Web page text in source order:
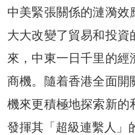
中美緊張關係的漣漪效
大大改變了貿易和投
來，中東一日千里的經
商機。隨着香港全面開
機來更積極地探索新的
發揮其「超級連繫人」